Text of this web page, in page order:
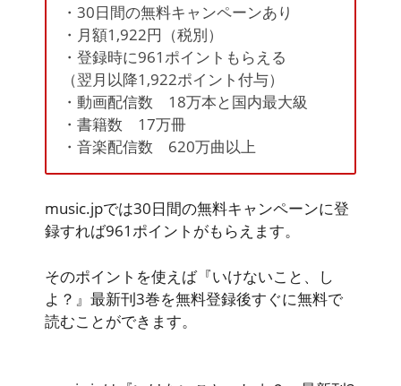
・30日間の無料キャンペーンあり
・月額1,922円（税別）
・登録時に961ポイントもらえる
（翌月以降1,922ポイント付与）
・動画配信数 18万本と国内最大級
・書籍数 17万冊
・音楽配信数 620万曲以上
music.jpでは30日間の無料キャンペーンに登
録すれば961ポイント がもらえます。
そのポイントを使えば『いけないこと、し
よ？』最新刊3巻を無料登録後すぐに無料で
読むことができます。